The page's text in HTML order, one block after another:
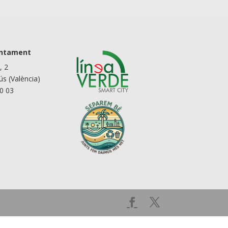
2
(València)
03